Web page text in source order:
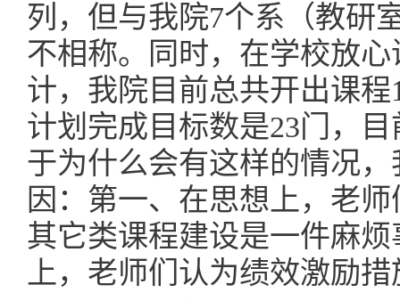
列，但与我院7个系（教研
不相称。同时，在学校放
计，我院目前总共开出课
计划完成目标数是23门，
于为什么会有这样的情况
因：第一、在思想上，老
其它类课程建设是一件麻
上，老师们认为绩效激励